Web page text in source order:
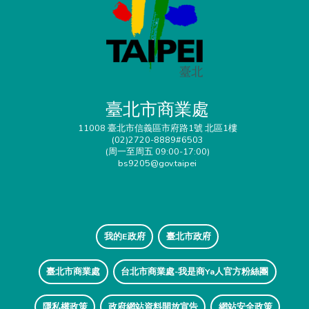
臺北市商業處
11008 臺北市信義區市府路1號 北區1樓
(02)2720-8889#6503
(周一至周五 09:00-17:00)
bs9205@gov.taipei
我的E政府 臺北市政府
臺北市商業處 台北市商業處-我是商Ya人官方粉絲團